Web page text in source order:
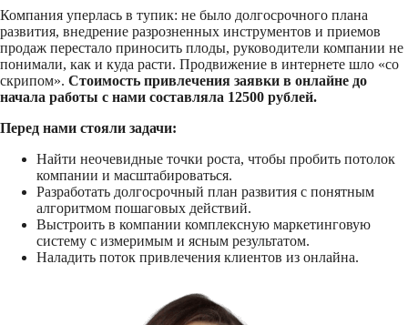
Компания уперлась в тупик: не было долгосрочного плана
развития, внедрение разрозненных инструментов и приемов
продаж перестало приносить плоды, руководители компании не
понимали, как и куда расти. Продвижение в интернете шло «со
скрипом». Стоимость привлечения заявки в онлайне до
начала работы с нами составляла 12500 рублей.
Перед нами стояли задачи:
Найти неочевидные точки роста, чтобы пробить потолок
компании и масштабироваться.
Разработать долгосрочный план развития с понятным
алгоритмом пошаговых действий.
Выстроить в компании комплексную маркетинговую
систему с измеримым и ясным результатом.
Наладить поток привлечения клиентов из онлайна.